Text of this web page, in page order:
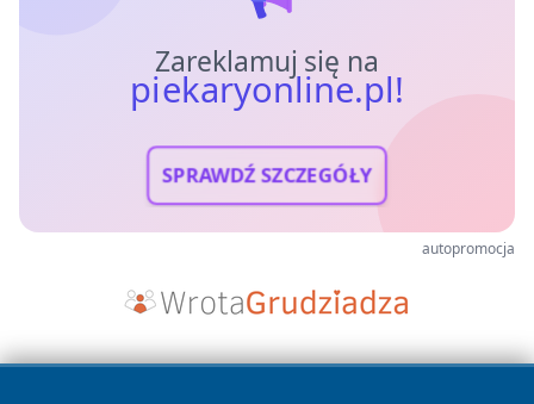
Zareklamuj się na
piekaryonline.pl!
SPRAWDŹ SZCZEGÓŁY
autopromocja